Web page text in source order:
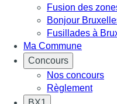
Fusion des
Bonjour
Fusillades à
Ma Commune
Concours
Nos concours
Règlement